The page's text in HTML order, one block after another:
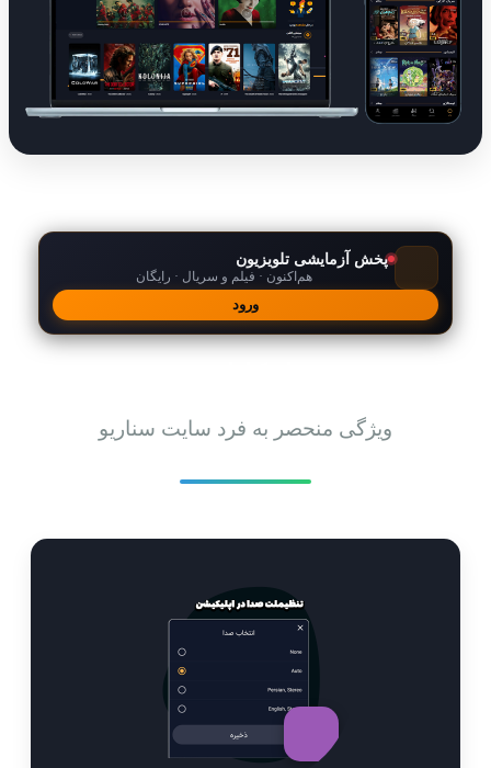
پخش آزمایشی تلویزیون
هم‌اکنون · فیلم و سریال · رایگان
ویژگی منحصر به فرد سایت سناریو